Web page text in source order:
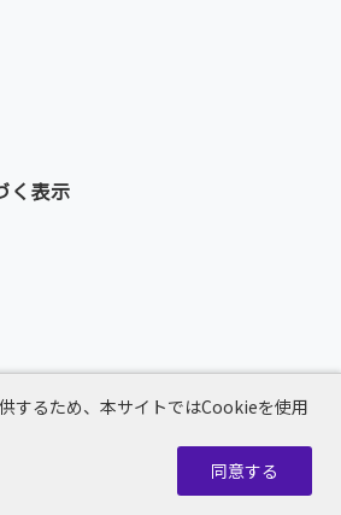
く表示
するため、本サイトではCookieを使用
同意する